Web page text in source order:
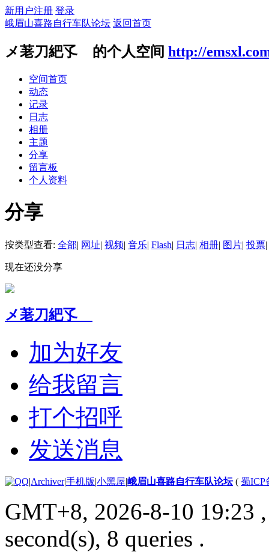
新用户注册 登录
峨眉山喜路自行车队论坛 返回首页
メ荖刀紦孓ゞ的个人空间 http://
空间首页
动态
记录
日志
相册
主题
分享
留言板
个人资料
分享
按类型查看: 全部| 网址| 视频| 音乐| Flash| 日志| 相册| 图片| 投票|
现在还没分享
メ荖刀紦孓ゞ
加为好友
给我留言
打个招呼
发送消息
|Archiver|手机版|小黑屋|峨眉山喜路自行车队论坛( 蜀ICP
GMT+8, 2026-8-10 19:23
second(s), 8 queries .